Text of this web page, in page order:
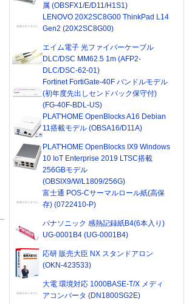
属 (OBSFX1/E/D11/H1S1)
LENOVO 20X2SC8G00 ThinkPad L14
Gen2 (20X2SC8G00)
エイム電子 光ファイバーケーブル
DLC/DSC MM62.5 1m (AFP2-
DLC/DSC-62-01)
Fortinet FortiGate-40F バンドルモデル
(初年度先出しセンドバック保守付)
(FG-40F-BDL-US)
PLAT'HOME OpenBlocks A16 Debian
11搭載モデル (OBSA16/D11A)
PLAT'HOME OpenBlocks IX9 Windows
10 IoT Enterprise 2019 LTSC搭載
256GBモデル
(OBSIX9/W/L1809/256G)
富士通 POS-Cサーマルロール紙(高保
存) (0722410-P)
パナソニック 感熱記録紙B4(6本入り)
UG-0001B4 (UG-0001B4)
応研 販売大臣 NX スタンドアロン
(OKN-423533)
大電 環境対応 1000BASE-T/X メディ
アコンバータ (DN1800SG2E)